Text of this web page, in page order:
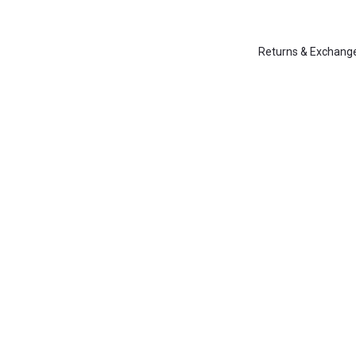
Returns &